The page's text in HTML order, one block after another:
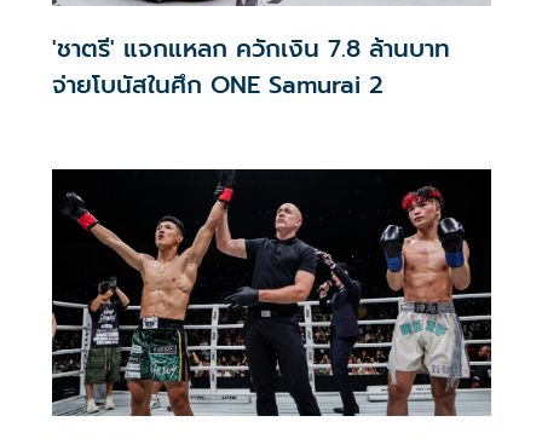
'ชาตรี' แจกแหลก ควักเงิน 7.8 ล้านบาท
จ่ายโบนัสในศึก ONE Samurai 2